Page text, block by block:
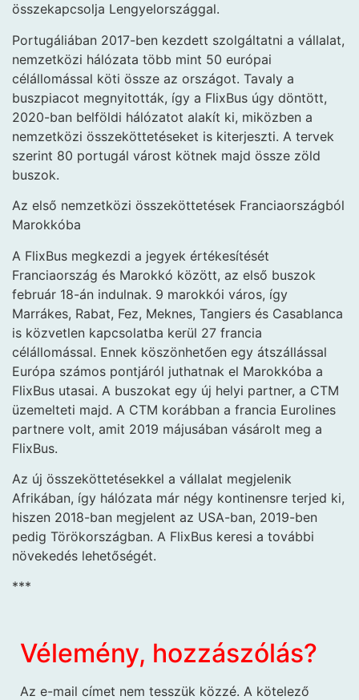
összekapcsolja Lengyelországgal.
Portugáliában 2017-ben kezdett szolgáltatni a vállalat,
nemzetközi hálózata több mint 50 európai
célállomással köti össze az országot. Tavaly a
buszpiacot megnyitották, így a FlixBus úgy döntött,
2020-ban belföldi hálózatot alakít ki, miközben a
nemzetközi összeköttetéseket is kiterjeszti. A tervek
szerint 80 portugál várost kötnek majd össze zöld
buszok.
Az első nemzetközi összeköttetések Franciaországból
Marokkóba
A FlixBus megkezdi a jegyek értékesítését
Franciaország és Marokkó között, az első buszok
február 18-án indulnak. 9 marokkói város, így
Marrákes, Rabat, Fez, Meknes, Tangiers és Casablanca
is közvetlen kapcsolatba kerül 27 francia
célállomással. Ennek köszönhetően egy átszállással
Európa számos pontjáról juthatnak el Marokkóba a
FlixBus utasai. A buszokat egy új helyi partner, a CTM
üzemelteti majd. A CTM korábban a francia Eurolines
partnere volt, amit 2019 májusában vásárolt meg a
FlixBus.
Az új összeköttetésekkel a vállalat megjelenik
Afrikában, így hálózata már négy kontinensre terjed ki,
hiszen 2018-ban megjelent az USA-ban, 2019-ben
pedig Törökországban. A FlixBus keresi a további
növekedés lehetőségét.
***
Vélemény, hozzászólás?
Az e-mail címet nem tesszük közzé. A kötelező